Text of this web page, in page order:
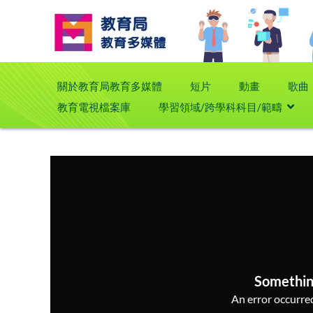
關於教育局教育多媒體 短片 動畫
歌曲
教育電視檔案庫
學習領域/跨學科科目/範疇
An error